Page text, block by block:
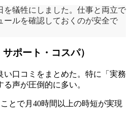
を犠牲にしました。仕事と両立で
ールを確認しておくのが安全で
ポート・コスパ）
い口コミをまとめた。特に「実務
声が圧倒的に多い。
とで月40時間以上の時短が実現